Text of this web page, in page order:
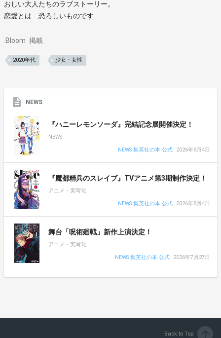
おしい大人たちのラブストーリー。
恋愛とは 恐ろしいものです
.Bloom 掲載
2020年代 少女・女性
NEWS
『ハニーレモンソーダ』完結記念展開催決定！
NEWS
NEWS 集英社の本 公式
2026年8月4日
『魔都精兵のスレイブ』TVアニメ第3期制作決定！
アニメ・実写化
NEWS 集英社の本 公式
2026年8月4日
舞台「呪術廻戦」新作上演決定！
アニメ・実写化
NEWS 集英社の本 公式
2026年7月27日
Back to Top